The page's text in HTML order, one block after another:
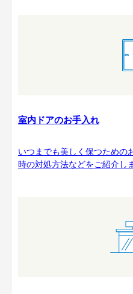
室内ドアのお手入れ
いつまでも美しく保つための
時の対処方法などをご紹介し